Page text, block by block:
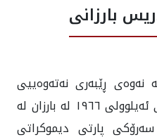
بارزانی
نەوەی ڕێبه‌ری نه‌ته‌‌وه‌یيی
کورد مستەفا بارزانی یه‌، ٢١ی ئەیلوولی ١٩٦٦ لە بارزان لە
پارتی دیموکراتی